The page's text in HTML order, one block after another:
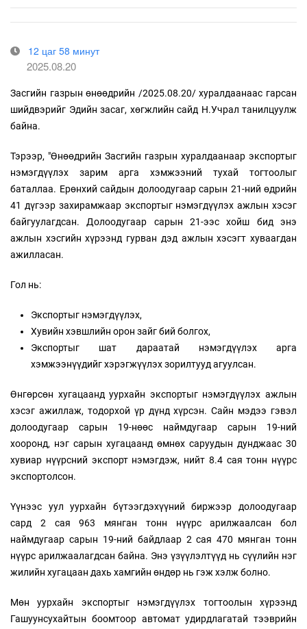
12 цаг 58 минут
2025.08.20
Засгийн газрын өнөөдрийн /2025.08.20/ хуралдаанаас гарсан
шийдвэрийг Эдийн засаг, хөгжлийн сайд Н.Учрал танилцуулж
байна.
Тэрээр, "Өнөөдрийн Засгийн газрын хуралдаанаар экспортыг
нэмэгдүүлэх зарим арга хэмжээний тухай тогтоолыг
баталлаа. Ерөнхий сайдын долоодугаар сарын 21-ний өдрийн
41 дүгээр захирамжаар экспортыг нэмэгдүүлэх ажлын хэсэг
байгуулагдсан. Долоодугаар сарын 21-ээс хойш бид энэ
ажлын хэсгийн хүрээнд гурван дэд ажлын хэсэгт хуваагдан
ажилласан.
Гол нь:
Экспортыг нэмэгдүүлэх,
Хувийн хэвшлийн орон зайг бий болгох,
Экспортыг шат дараатай нэмэгдүүлэх арга
хэмжээнүүдийг хэрэгжүүлэх зорилтууд агуулсан.
Өнгөрсөн хугацаанд уурхайн экспортыг нэмэгдүүлэх ажлын
хэсэг ажиллаж, тодорхой үр дүнд хүрсэн. Сайн мэдээ гэвэл
долоодугаар сарын 19-нөөс наймдугаар сарын 19-ний
хооронд, нэг сарын хугацаанд өмнөх саруудын дунджаас 30
хувиар нүүрсний экспорт нэмэгдэж, нийт 8.4 сая тонн нүүрс
экспортолсон.
Үүнээс уул уурхайн бүтээгдэхүүний биржээр долоодугаар
сард 2 сая 963 мянган тонн нүүрс арилжаалсан бол
наймдугаар сарын 19-ний байдлаар 2 сая 470 мянган тонн
нүүрс арилжаалагдсан байна. Энэ үзүүлэлтүүд нь сүүлийн нэг
жилийн хугацаан дахь хамгийн өндөр нь гэж хэлж болно.
Мөн уурхайн экспортыг нэмэгдүүлэх тогтоолын хүрээнд
Гашуунсухайтын боомтоор автомат удирдлагатай тээврийн